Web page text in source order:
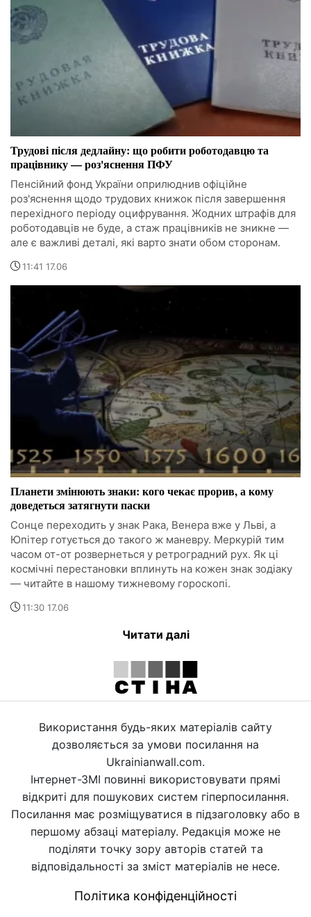
Трудові після дедлайну: що робити роботодавцю та
працівнику — роз'яснення ПФУ
Пенсійний фонд України оприлюднив офіційне
роз'яснення щодо трудових книжок після завершення
перехідного періоду оцифрування. Жодних штрафів для
роботодавців не буде, а стаж працівників не зникне —
але є важливі деталі, які варто знати обом сторонам.
11:41 17.06
Планети змінюють знаки: кого чекає прорив, а кому
доведеться затягнути паски
Сонце переходить у знак Рака, Венера вже у Льві, а
Юпітер готується до такого ж маневру. Меркурій тим
часом от-от розвернеться у ретроградний рух. Як ці
космічні перестановки вплинуть на кожен знак зодіаку
— читайте в нашому тижневому гороскопі.
11:30 17.06
Читати далі
Використання будь-яких матеріалів сайту
дозволяється за умови посилання на
Ukrainianwall.com.
Інтернет-ЗМІ повинні використовувати прямі
відкриті для пошукових систем гіперпосилання.
Посилання має розміщуватися в підзаголовку або в
першому абзаці матеріалу. Редакція може не
поділяти точку зору авторів статей та
відповідальності за зміст матеріалів не несе.
Політика конфіденційності